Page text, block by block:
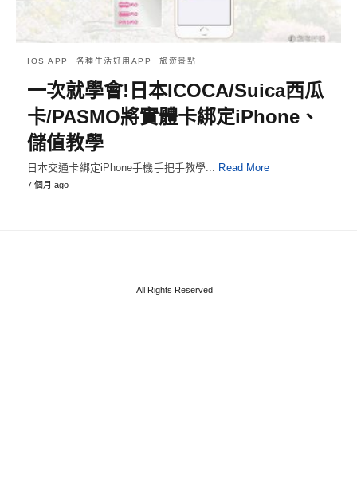
IOS APP 各種生活好用APP 旅遊景點
一次就學會!日本ICOCA/Suica西瓜
卡/PASMO將實體卡綁定iPhone、
儲值教學
日本交通卡綁定iPhone手機手把手教學... Read More
7 個月 ago
All Rights Reserved